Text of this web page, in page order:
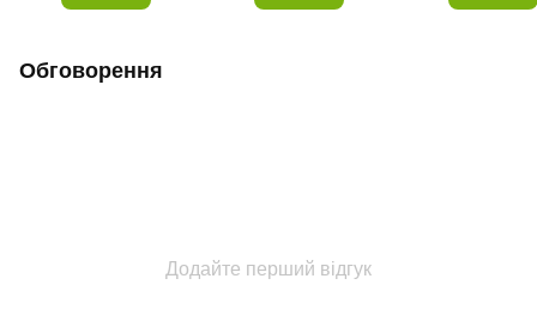
Обговорення
Додайте перший відгук